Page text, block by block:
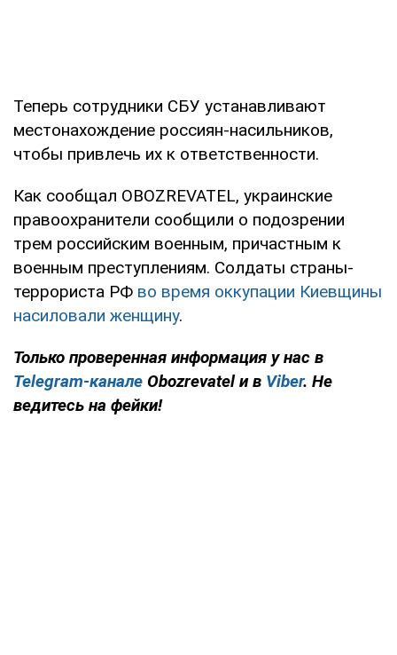
Теперь сотрудники СБУ устанавливают
местонахождение россиян-насильников,
чтобы привлечь их к ответственности.
Как сообщал OBOZREVATEL, украинские
правоохранители сообщили о подозрении
трем российским военным, причастным к
военным преступлениям. Солдаты страны-
террориста РФ во время оккупации Киевщины
насиловали женщину.
Только проверенная информация у нас в
Telegram-канале Obozrevatel и в Viber. Не
ведитесь на фейки!